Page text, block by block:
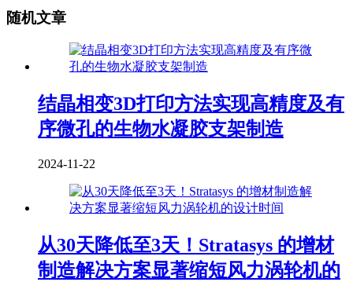
随机文章
结晶相变3D打印方法实现高精度及有
序微孔的生物水凝胶支架制造
2024-11-22
从30天降低至3天！Stratasys 的增材
制造解决方案显著缩短风力涡轮机的